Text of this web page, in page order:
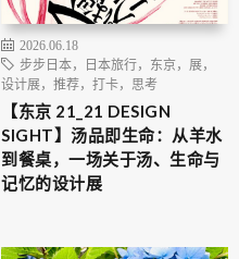
2026.06.18
步步日本，日本旅行，东京，展，
设计展，推荐，打卡，思考
【东京 21_21 DESIGN
SIGHT】汤品即生命：从羊水
到餐桌，一场关于汤、生命与
记忆的设计展